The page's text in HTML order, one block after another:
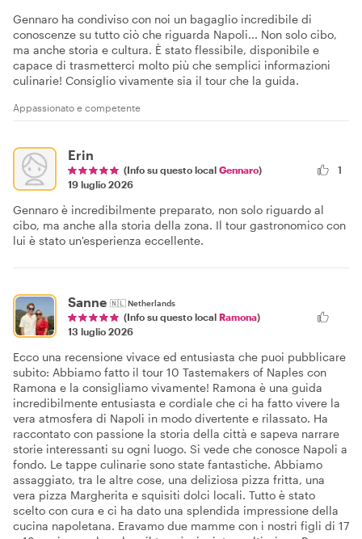
Gennaro ha condiviso con noi un bagaglio incredibile di
conoscenze su tutto ciò che riguarda Napoli... Non solo cibo,
ma anche storia e cultura. È stato flessibile, disponibile e
capace di trasmetterci molto più che semplici informazioni
culinarie! Consiglio vivamente sia il tour che la guida.
Appassionato e competente
Erin
(Info su questo local Gennaro)
19 luglio 2026
1
Gennaro è incredibilmente preparato, non solo riguardo al
cibo, ma anche alla storia della zona. Il tour gastronomico con
lui è stato un'esperienza eccellente.
Sanne 🇳🇱Netherlands
(Info su questo local Ramona)
13 luglio 2026
Ecco una recensione vivace ed entusiasta che puoi pubblicare
subito: Abbiamo fatto il tour 10 Tastemakers of Naples con
Ramona e la consigliamo vivamente! Ramona è una guida
incredibilmente entusiasta e cordiale che ci ha fatto vivere la
vera atmosfera di Napoli in modo divertente e rilassato. Ha
raccontato con passione la storia della città e sapeva narrare
storie interessanti su ogni luogo. Si vede che conosce Napoli a
fondo. Le tappe culinarie sono state fantastiche. Abbiamo
assaggiato, tra le altre cose, una deliziosa pizza fritta, una
vera pizza Margherita e squisiti dolci locali. Tutto è stato
scelto con cura e ci ha dato una splendida impressione della
cucina napoletana. Eravamo due mamme con i nostri figli di 17